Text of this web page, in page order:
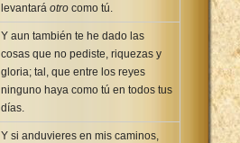
levantará otro como tú.
Y aun también te he dado las
cosas que no pediste, riquezas y
gloria; tal, que entre los reyes
ninguno haya como tú en todos tus
días.
Y si anduvieres en mis caminos,